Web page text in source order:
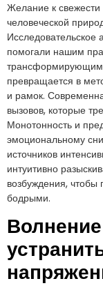
Желание к
человеческой
Исследовательское
помогали нашим
превращается в
и рамок.
вызовов, которые
Монотонность и
эмоциональному
источников
интуитивно
возбуждения, чтобы
бодрыми.